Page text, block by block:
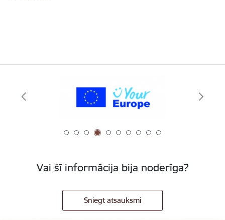
Vai šī informācija bija noderīga?
Sniegt atsauksmi